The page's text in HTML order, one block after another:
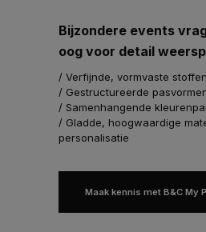
Bijzondere events
oog voor detail
/ Verfijnde, vormvaste
/ Gestructureerde
/ Samenhangende
/ Gladde, hoogwaardige
personalisatie
Maak kennis met B&C My